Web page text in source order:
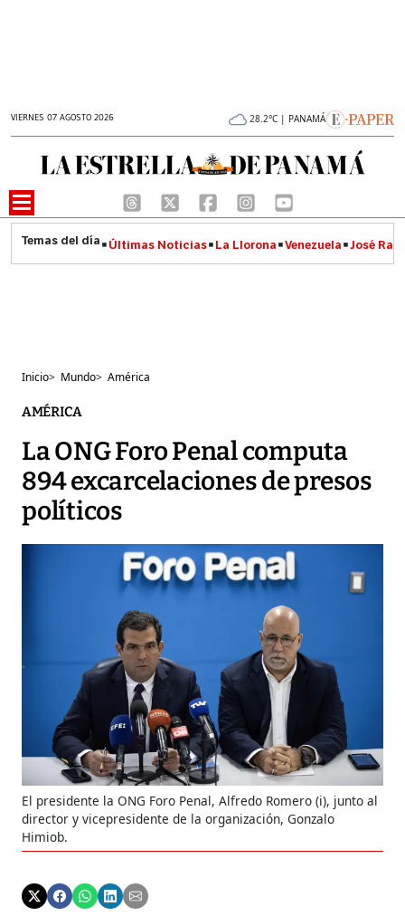
VIERNES 07 AGOSTO 2026 28.2°C | PANAMÁ
Últimas Noticias La Llorona Venezuela José
Inicio> Mundo> América
AMÉRICA
La ONG Foro Penal computa
894 excarcelaciones de presos
políticos
El presidente la ONG Foro Penal, Alfredo Romero (i), junto al
director y vicepresidente de la organización, Gonzalo
Himiob.